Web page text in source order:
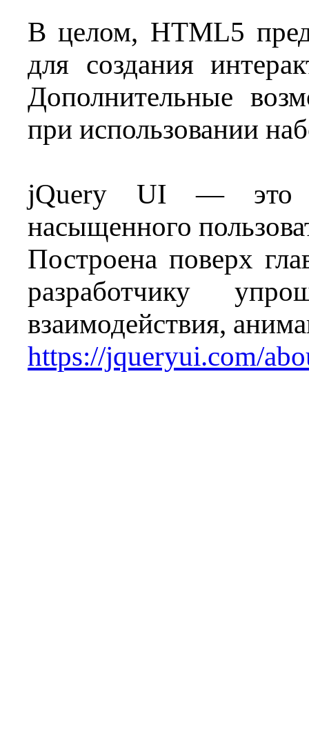
В целом, HTML5
для создания
Дополнительные
при использовании
jQuery UI — это
насыщенного
Построена поверх
разработчику
взаимодействия,
https://jqueryui.com/